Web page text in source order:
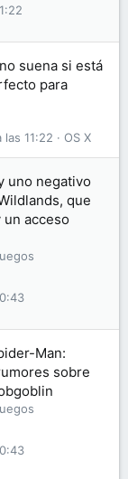
suena si está
para
OS X
las 11:22
uno negativo
que
acceso
Man:
sobre